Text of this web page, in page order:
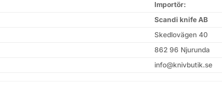
Importör:
Scandi knife AB
Skedlovägen 40
862 96 Njurunda
info@knivbutik.se